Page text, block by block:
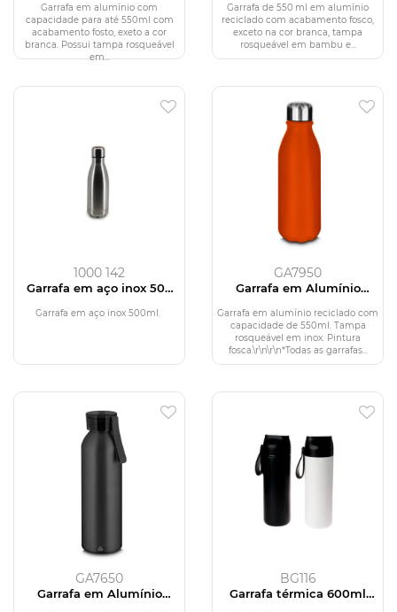
Garrafa em alumínio com
capacidade para até 550ml com
acabamento fosto, exeto a cor
branca. Possui tampa rosqueável
em...
Garrafa de 550 ml em alumínio
reciclado com acabamento fosco,
exceto na cor branca, tampa
rosqueável em bambu e...
1000 142
Garrafa em aço inox 500
ml
Garrafa em aço inox 500ml.
GA7950
Garrafa em Alumínio
Garrafa em alumínio reciclado com
capacidade de 550ml. Tampa
rosqueável em inox. Pintura
fosca.\r\n\r\n*Todas as garrafas...
GA7650
Garrafa em Alumínio
BG116
Garrafa térmica 600ml